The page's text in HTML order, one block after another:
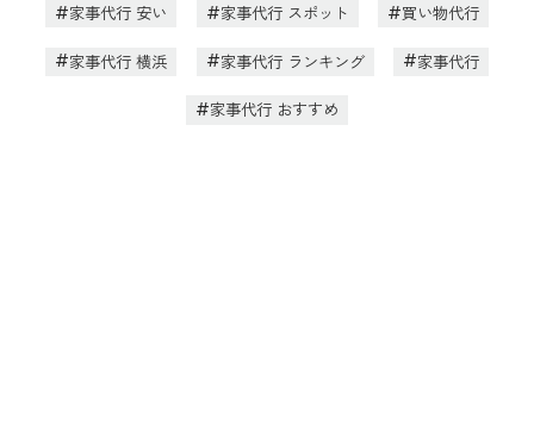
家事代行 安い 家事代行 スポット 買い物代行
家事代行 横浜 家事代行 ランキング 家事代行
家事代行 おすすめ